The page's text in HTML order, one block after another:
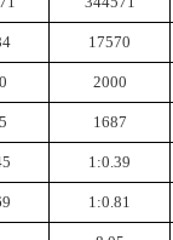
17570
2000
1687
1:0.39
1:0.81